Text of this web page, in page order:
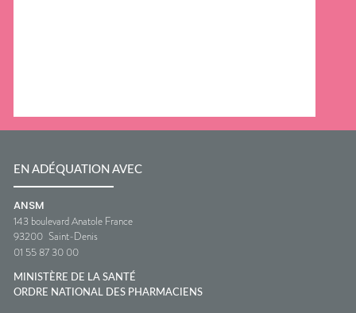
EN ADÉQUATION AVEC
ANSM
143 boulevard Anatole France
93200 Saint-Denis
01 55 87 30 00
MINISTÈRE DE LA SANTÉ
ORDRE NATIONAL DES PHARMACIENS